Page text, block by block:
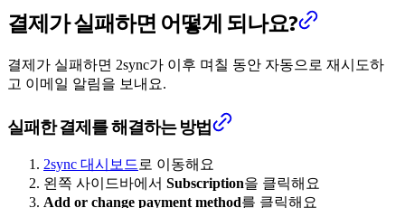
결제가 실패하면 어떻게 되나요?
결제가 실패하면 2sync가 이후 며칠 동안 자동으로 재시도하
고 이메일 알림을 보내요.
실패한 결제를 해결하는 방법
2sync 대시보드 로 이동해요
왼쪽 사이드바에서 Subscription을 클릭해요
Add or change payment method를 클릭해요